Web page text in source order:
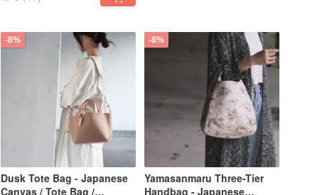
-8%
Dusk Tote Bag - Japanese
Canvas / Tote Bag /
-8%
Yamasanmaru Three-Tier
Handbag - Japanese